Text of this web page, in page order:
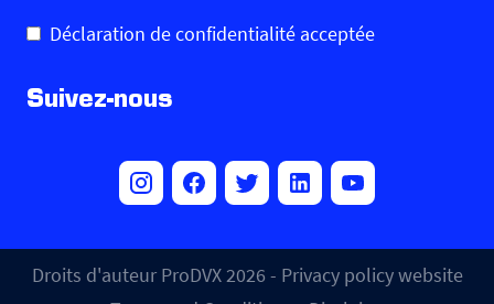
Déclaration de confidentialité acceptée
Suivez-nous
Droits d'auteur ProDVX 2026 - Privacy policy website